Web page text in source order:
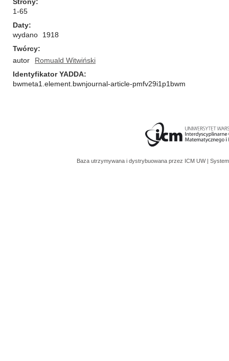
1-65
Daty
wydano
1918
Twórcy
autor
Romuald Witwiński
Identyfikator YADDA
bwmeta1.element.bwnjournal-article-pmfv29i1p1bwm
Baza utrzymywana i dystrybuowana przez ICM UW |